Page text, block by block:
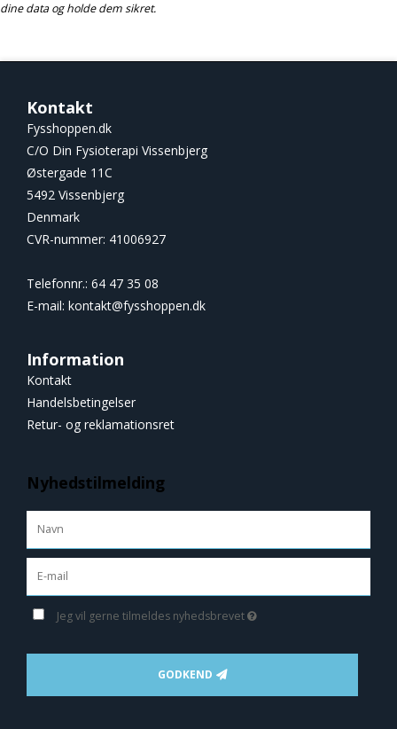
dine data og holde dem sikret.
Kontakt
Fysshoppen.dk
C/O Din Fysioterapi Vissenbjerg
Østergade 11C
5492 Vissenbjerg
Denmark
CVR-nummer: 41006927
Telefonnr.: 64 47 35 08
E-mail: kontakt@fysshoppen.dk
Information
Kontakt
Handelsbetingelser
Retur- og reklamationsret
Nyhedstilmelding
Jeg vil gerne tilmeldes nyhedsbrevet
GODKEND